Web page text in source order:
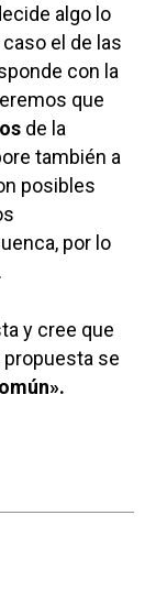
algo lo
el de las
con la
que
de la
también a
posibles
por lo
y cree que
se